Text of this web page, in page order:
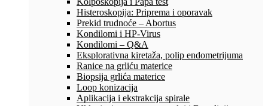
Histeroskopija: Priprema i oporavak
Prekid trudnoće – Abortus
Kondilomi i HP-Virus
Kondilomi – Q&A
Eksplorativna kiretaža, polip endometrijuma
Ranice na grliću materice
Biopsija grlića materice
Loop konizacija
Aplikacija i ekstrakcija spirale